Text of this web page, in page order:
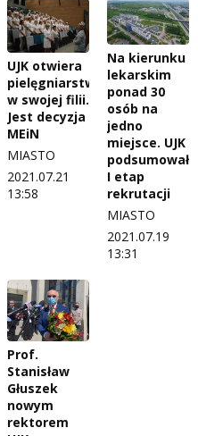
UJK otwiera
pielęgniarstwo
w swojej filii.
Jest decyzja
MEiN
MIASTO
2021.07.21
13:58
Na kierunku
lekarskim
ponad 30
osób na
jedno
miejsce. UJK
podsumował
I etap
rekrutacji
MIASTO
2021.07.19
13:31
Prof.
Stanisław
Głuszek
nowym
rektorem